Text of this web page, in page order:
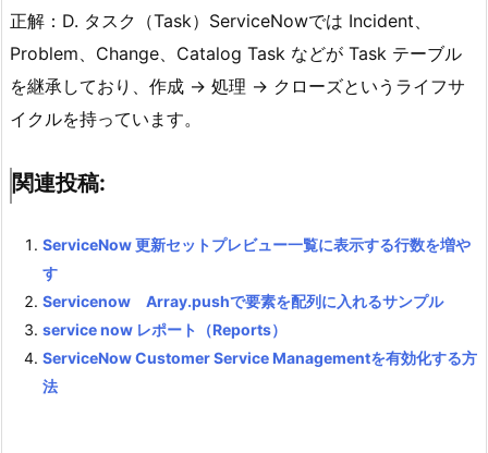
正解：D. タスク（Task）ServiceNowでは Incident、
Problem、Change、Catalog Task などが Task テーブル
を継承しており、作成 → 処理 → クローズというライフサ
イクルを持っています。
関連投稿:
ServiceNow 更新セットプレビュー一覧に表示する行数を増や
す
Servicenow Array.pushで要素を配列に入れるサンプル
service now レポート（Reports）
ServiceNow Customer Service Managementを有効化する方
法